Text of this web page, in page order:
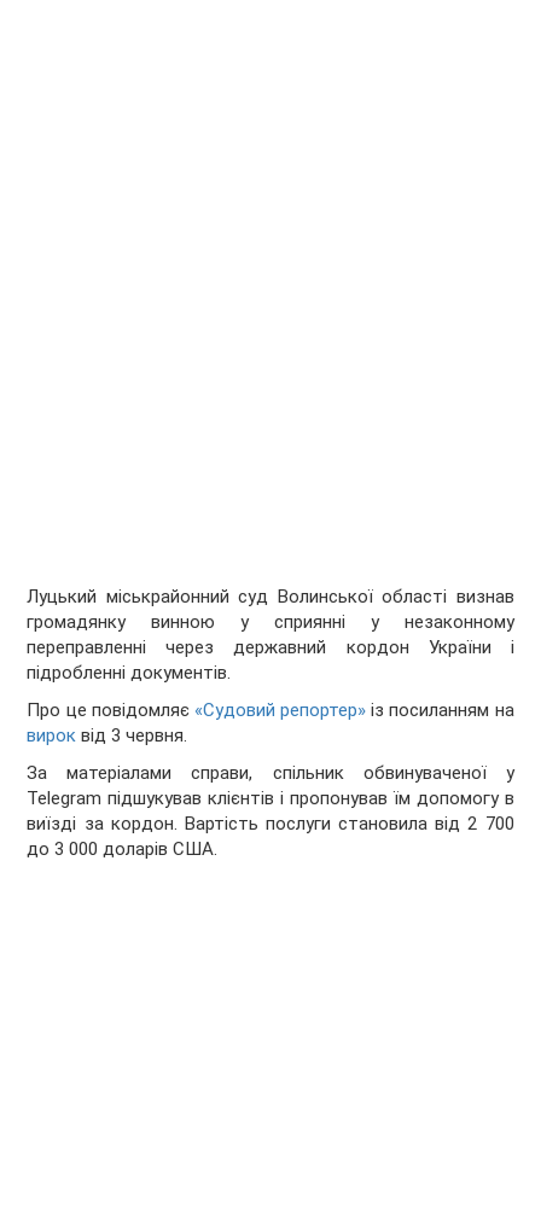
Луцький міськрайонний суд Волинської області визнав
громадянку винною у сприянні у незаконному
переправленні через державний кордон України і
підробленні документів.
Про це повідомляє «Судовий репортер» із посиланням на
вирок від 3 червня.
За матеріалами справи, спільник обвинуваченої у
Telegram підшукував клієнтів і пропонував їм допомогу в
виїзді за кордон. Вартість послуги становила від 2 700
до 3 000 доларів США.